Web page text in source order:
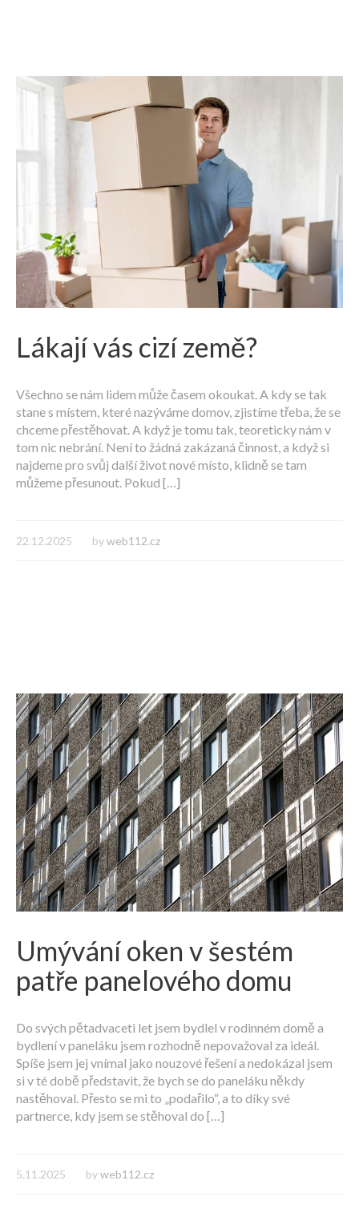
Lákají vás cizí země?
Všechno se nám lidem může časem okoukat. A kdy se tak
stane s místem, které nazýváme domov, zjistíme třeba, že se
chceme přestěhovat. A když je tomu tak, teoreticky nám v
tom nic nebrání. Není to žádná zakázaná činnost, a když si
najdeme pro svůj další život nové místo, klidně se tam
můžeme přesunout. Pokud […]
22.12.2025 byweb112.cz
Umývání oken v šestém
patře panelového domu
Do svých pětadvaceti let jsem bydlel v rodinném domě a
bydlení v paneláku jsem rozhodně nepovažoval za ideál.
Spíše jsem jej vnímal jako nouzové řešení a nedokázal jsem
si v té době představit, že bych se do paneláku někdy
nastěhoval. Přesto se mi to „podařilo“, a to díky své
partnerce, kdy jsem se stěhoval do […]
5.11.2025 byweb112.cz